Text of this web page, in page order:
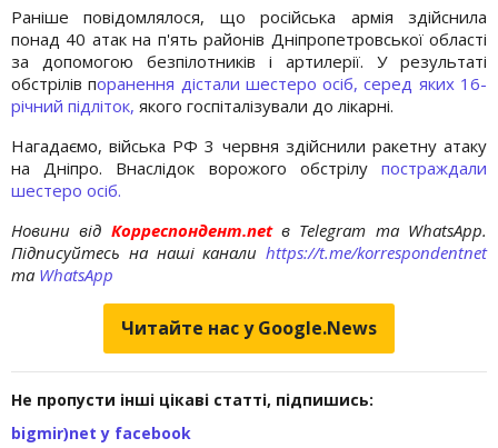
Раніше повідомлялося, що російська армія здійснила
понад 40 атак на п'ять районів Дніпропетровської області
за допомогою безпілотників і артилерії. У результаті
обстрілів поранення дістали шестеро осіб, серед яких 16-
річний підліток, якого госпіталізували до лікарні.
Нагадаємо, війська РФ 3 червня здійснили ракетну атаку
на Дніпро. Внаслідок ворожого обстрілу постраждали
шестеро осіб.
Новини від Корреспондент.netв Telegram та WhatsApp.
Підписуйтесь на наші канали https://t.me/korrespondentnet
та WhatsApp
Читайте нас у Google.News
Не пропусти інші цікаві статті, підпишись:
bigmir)net у facebook